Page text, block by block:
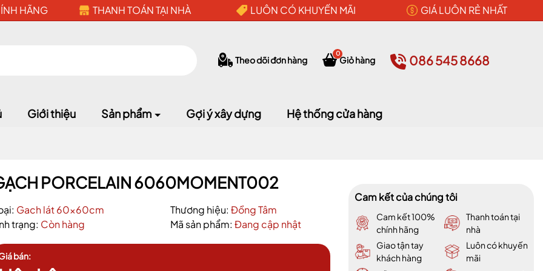
HÃNG THANH TOÁN TẠI NHÀ LUÔN CÓ KHUYẾN MÃI GIÁ LUÔN RẺ NHẤT
Theo dõi đơn hàng Giỏ hàng
0 086 545 8668
Giới thiệu Sản phẩm Gợi ý xây dựng Hệ thống cửa hàng
PORCELAIN 6060MOMENT002
Gach lát 60x60cm Thương hiệu: Đồng Tâm
trạng: Còn hàng Mã sản phẩm: Đang cập nhật
bán:
Cam kết của chúng tôi
Cam kết 100%
chính hãng
Thanh toán tại
nhà
Giao tận tay
khách hàng
Luôn có khuyến
mãi
Mã giảm giá:
Ngày hết hạn: